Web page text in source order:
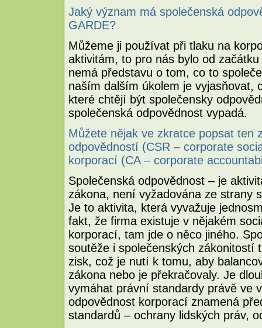
Jaký význam má společenská
GARDE?
Můžeme ji používat při tlaku na
aktivitám, to pro nás bylo od
nemá představu o tom, co to
naším dalším úkolem je vyjasňovat,
které chtějí být společensky
společenská odpovědnost vypadá.
Můžete nějak ve zkratce popsat ten
odpovědností (CSR – corporate
korporací (CA – corporate
Společenská odpovědnost – je
zákona, není vyžadována ze strany
Je to aktivita, která vyvažuje
fakt, že firma existuje v nějakém
korporací, tam jde o něco jiného.
soutěže i společenských zákonitostí
zisk, což je nutí k tomu, aby
zákona nebo je překračovaly. Je
vymáhat právní standardy právě ve
odpovědnost korporací znamená
standardů – ochrany lidských práv,